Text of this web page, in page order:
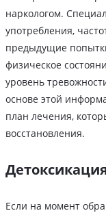
наркологом.
употребления,
предыдущие
физическое
уровень
основе этой
план лечения,
восстановления.
Если на момент